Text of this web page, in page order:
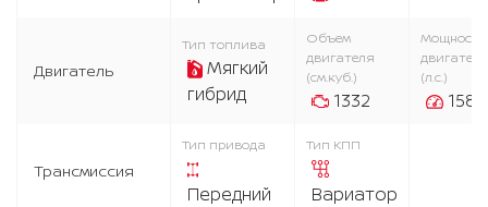
Двигатель
Тип топлива
Мягкий
гибрид
Объем
двигателя
(см.куб.)
1332
Мощность
двигателя
(л.с.)
158
Трансмиссия
Тип привода
Передний
Тип КПП
Вариатор